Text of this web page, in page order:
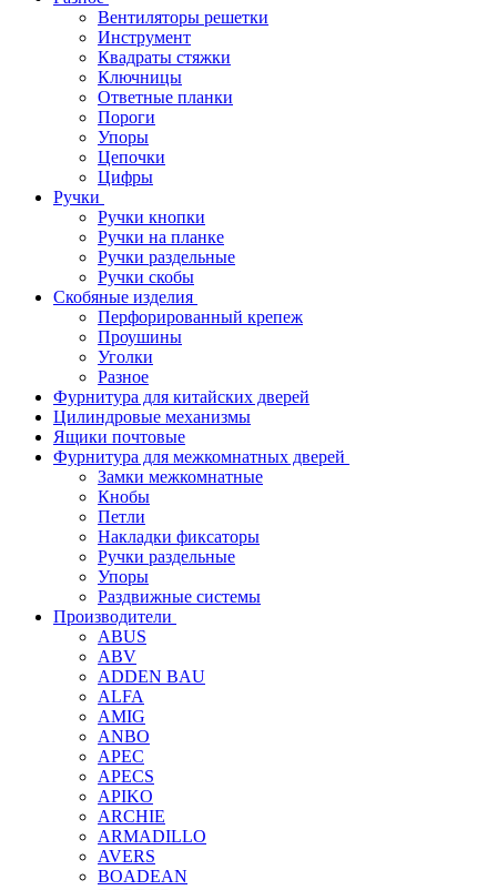
Вентиляторы решетки
Инструмент
Квадраты стяжки
Ключницы
Ответные планки
Пороги
Упоры
Цепочки
Цифры
Ручки
Ручки кнопки
Ручки на планке
Ручки раздельные
Ручки скобы
Скобяные изделия
Перфорированный крепеж
Проушины
Уголки
Разное
Фурнитура для китайских дверей
Цилиндровые механизмы
Ящики почтовые
Фурнитура для межкомнатных дверей
Замки межкомнатные
Кнобы
Петли
Накладки фиксаторы
Ручки раздельные
Упоры
Раздвижные системы
Производители
ABUS
ABV
ADDEN BAU
ALFA
AMIG
ANBO
APEC
APECS
APIKO
ARCHIE
ARMADILLO
AVERS
BOADEAN